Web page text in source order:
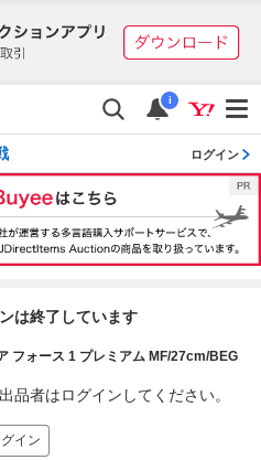
i
ログイン
は終了しています
フォース 1 プレミアム MF/27cm/BEG
品者はログインしてください。
グイン